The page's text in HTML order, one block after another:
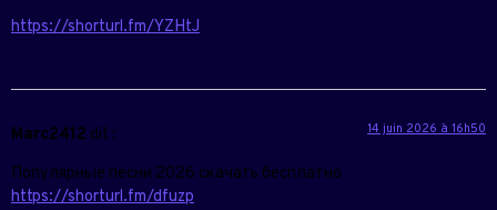
https://shorturl.fm/YZHtJ
Marc2412 dit : 14 juin 2026 à 16h50
Популярные песни 2026 скачать бесплатно
https://shorturl.fm/dfuzp